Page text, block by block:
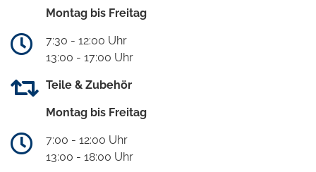
Montag bis Freitag
7:30 - 12:00 Uhr
13:00 - 17:00 Uhr
Teile & Zubehör
Montag bis Freitag
7:00 - 12:00 Uhr
13:00 - 18:00 Uhr